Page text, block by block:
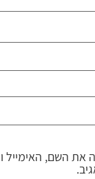
את השם, האימייל